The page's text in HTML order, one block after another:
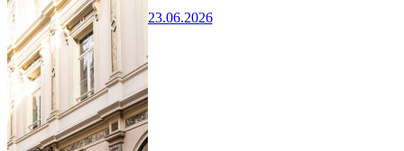
23.06.2026